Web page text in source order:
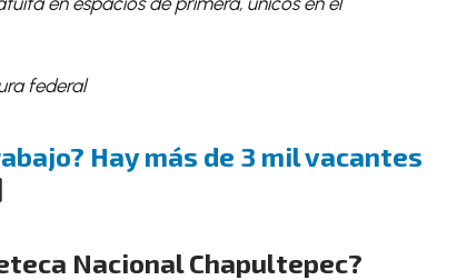
federal
Hay más de 3 mil vacantes
Nacional Chapultepec?